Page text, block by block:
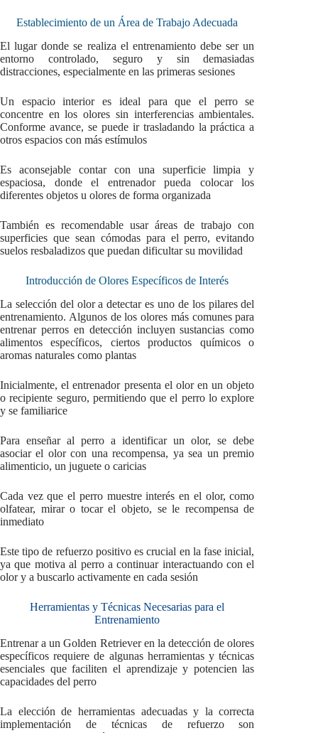
Establecimiento de un Área de Trabajo Adecuada
El lugar donde se realiza el entrenamiento debe ser un
entorno controlado, seguro y sin demasiadas
distracciones, especialmente en las primeras sesiones
Un espacio interior es ideal para que el perro se
concentre en los olores sin interferencias ambientales.
Conforme avance, se puede ir trasladando la práctica a
otros espacios con más estímulos
Es aconsejable contar con una superficie limpia y
espaciosa, donde el entrenador pueda colocar los
diferentes objetos u olores de forma organizada
También es recomendable usar áreas de trabajo con
superficies que sean cómodas para el perro, evitando
suelos resbaladizos que puedan dificultar su movilidad
Introducción de Olores Específicos de Interés
La selección del olor a detectar es uno de los pilares del
entrenamiento. Algunos de los olores más comunes para
entrenar perros en detección incluyen sustancias como
alimentos específicos, ciertos productos químicos o
aromas naturales como plantas
Inicialmente, el entrenador presenta el olor en un objeto
o recipiente seguro, permitiendo que el perro lo explore
y se familiarice
Para enseñar al perro a identificar un olor, se debe
asociar el olor con una recompensa, ya sea un premio
alimenticio, un juguete o caricias
Cada vez que el perro muestre interés en el olor, como
olfatear, mirar o tocar el objeto, se le recompensa de
inmediato
Este tipo de refuerzo positivo es crucial en la fase inicial,
ya que motiva al perro a continuar interactuando con el
olor y a buscarlo activamente en cada sesión
Herramientas y Técnicas Necesarias para el
Entrenamiento
Entrenar a un Golden Retriever en la detección de olores
específicos requiere de algunas herramientas y técnicas
esenciales que faciliten el aprendizaje y potencien las
capacidades del perro
La elección de herramientas adecuadas y la correcta
implementación de técnicas de refuerzo son